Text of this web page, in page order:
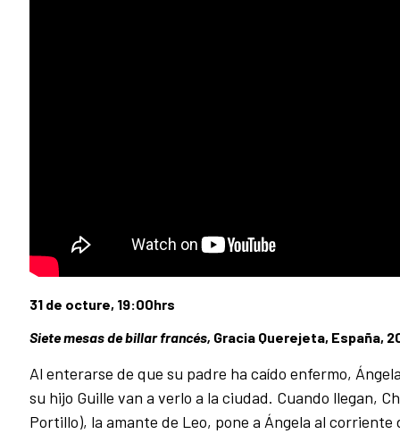
31 de octure, 19:00hrs
Siete mesas de billar francés, Gracia Querejeta, España,
Al enterarse de que su padre ha caído enfermo,
su hijo Guille van a verlo a la ciudad. Cuando llegan,
Portillo), la amante de Leo, pone a Ángela al corriente